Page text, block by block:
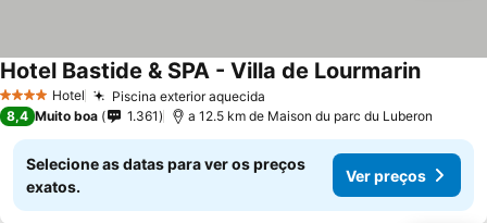
4 EstrelasHotel Piscina exterior aquecida
Hotel Bastide & SPA - Villa de Lourmarin
8,4 Muito boa 1.361 a 12.5 km de Maison du parc du Luberon
Selecione as datas para ver os preços
exatos.
Ver preços